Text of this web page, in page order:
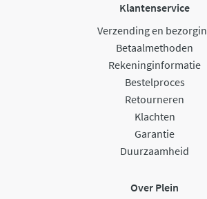
Klantenservice
Verzending en
Betaalmethoden
Rekeninginformatie
Bestelproces
Retourneren
Klachten
Garantie
Duurzaamheid
Over Plein